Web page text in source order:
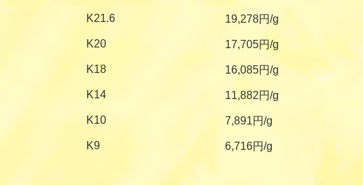
K21.6 19,278円/g
K20 17,705円/g
K18 16,085円/g
K14 11,882円/g
K10 7,891円/g
K9 6,716円/g